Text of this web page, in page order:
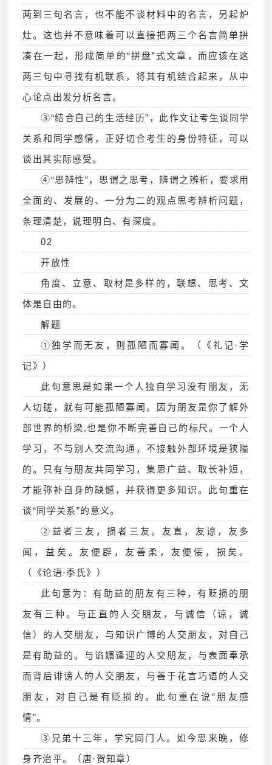
两到三句名言，也不能不谈材料中的名言，另起炉
灶。这也并不意味着可以直接把两三个名言简单拼
凑在一起，形成简单的“拼盘”式文章，而应该在这
两三句中寻找有机联系，将其有机结合起来，从中
心论点出发分析名言。
③“结合自己的生活经历”，此作文让考生谈同学
关系和同学感情，正好切合考生的身份特征，可以
谈出其实际感受。
④“思辨性”，思谓之思考，辨谓之辨析，要求用
全面的、发展的、一分为二的观点思考辨析问题，
条理清楚，说理明白、有深度。
02
开放性
角度、立意、取材是多样的，联想、思考、文
体是自由的。
解题
①独学而无友，则孤陋而寡闻。（《礼记·学
记》）
此句意思是如果一个人独自学习没有朋友，无
人切磋，就有可能孤陋寡闻。因为朋友是你了解外
部世界的桥梁,也是你不断完善自己的标尺。一个人
学习，不与别人交流沟通，不接触外部环境是狭隘
的。只有与朋友共同学习，集思广益、取长补短，
才能弥补自身的缺憾，并获得更多知识。此句重在
谈“同学关系”的意义。
②益者三友，损者三友。友直，友谅，友多
闻，益矣。友便辟，友善柔，友便佞，损矣。
（《论语·季氏》）
此句意为：有助益的朋友有三种，有贬损的朋
友有三种。与正直的人交朋友，与诚信（谅，诚
信）的人交朋友，与知识广博的人交朋友，对自己
是有助益的。与谄媚逢迎的人交朋友，与表面奉承
而背后诽谤人的人交朋友，与善于花言巧语的人交
朋友，对自己是有贬损的。此句重在说“朋友感
情”。
③兄弟十三年，学究同门人。如今思来晚，修
身齐治平。（唐·贺知章）